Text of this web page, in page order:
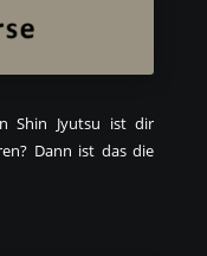
Shin Jyutsu ist dir
Dann ist das die